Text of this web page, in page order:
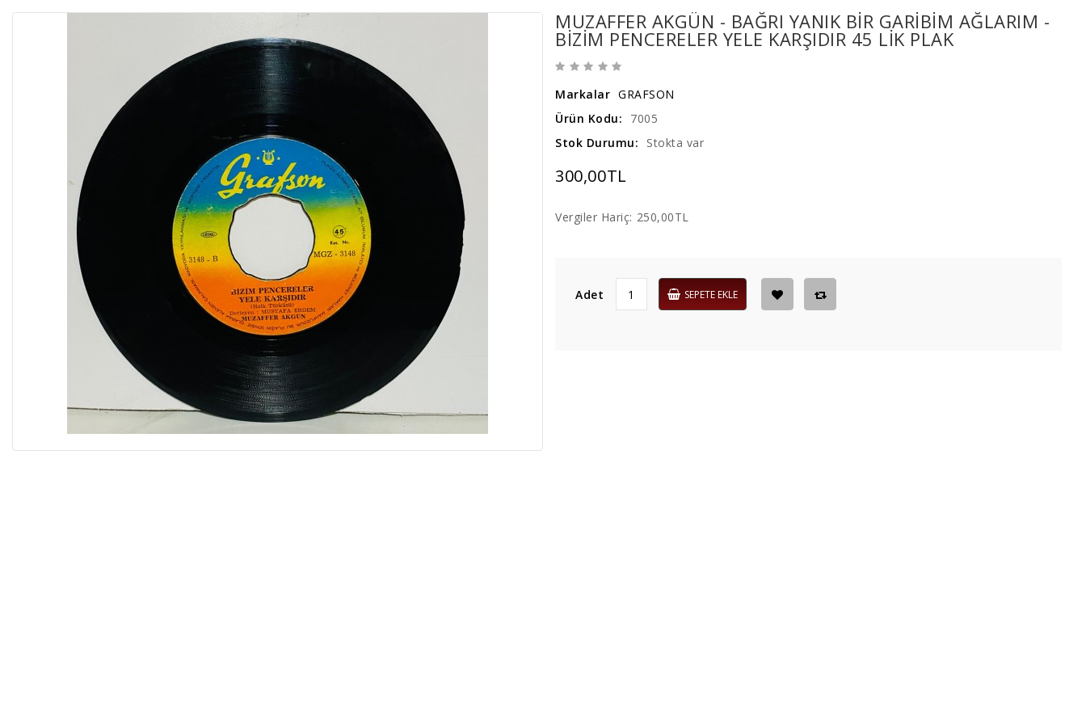
MUZAFFER AKGÜN - BAĞRI YANIK BIR GARIBIM AĞLARIM -
BIZIM PENCERELER YELE KARŞIDIR 45 LIK PLAK
Markalar GRAFSON
Ürün Kodu:
7005
Stok Durumu:
Stokta var
300,00TL
Vergiler Hariç: 250,00TL
Adet SEPETE EKLE